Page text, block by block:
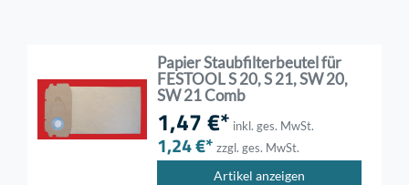
Papier Staubfilterbeutel für
FESTOOL S 20, S 21, SW 20,
SW 21 Comb
1,47 €* inkl. ges. MwSt.
1,24 €* zzgl. ges. MwSt.
Artikel anzeigen